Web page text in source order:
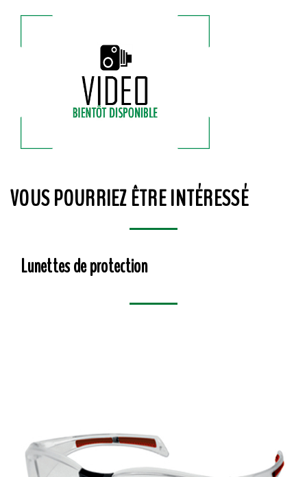
VOUS POURRIEZ ÊTRE INTÉRESSÉ
Lunettes de protection